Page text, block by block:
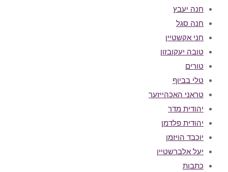
חנה יעבץ
חנה סגל
חני אקשטיין
טובה יעקובזון
טורים
טלי בביוף
טראני האכהייזער
יהודית מדר
יהודית פלדמן
יוכבד הויזמן
יעל אלברשטיין
כתבות